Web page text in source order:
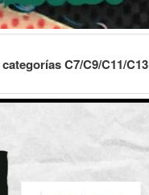
C7/C9/C11/C13